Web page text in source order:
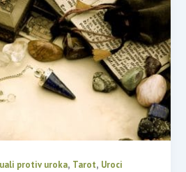
protiv uroka, Tarot, Uroci